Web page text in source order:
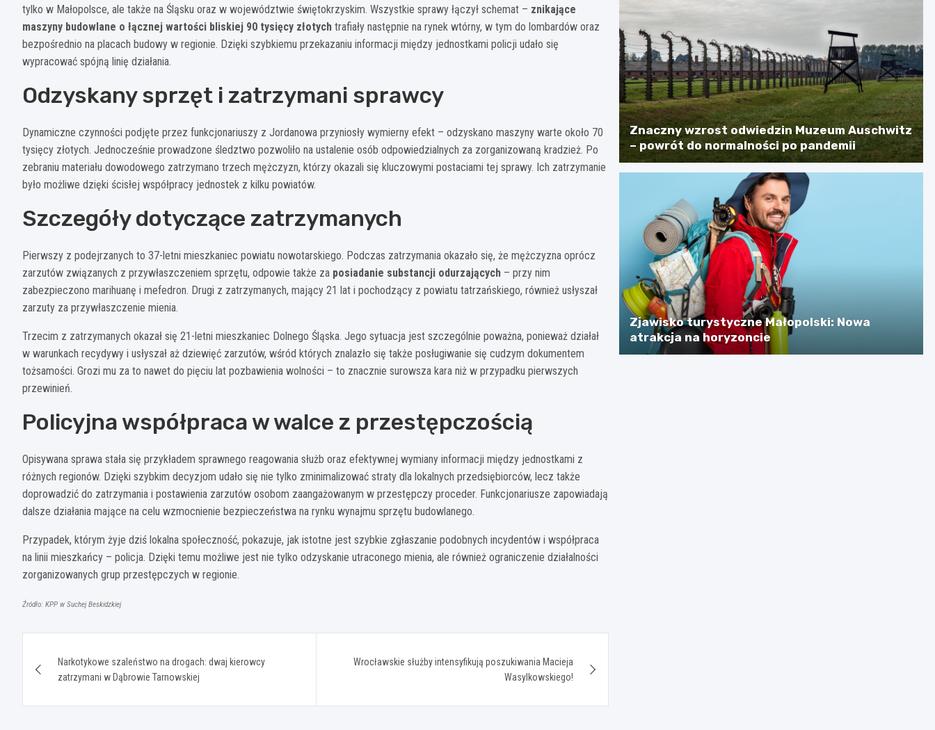
tylko w Małopolsce, ale także na Śląsku oraz w województwie świętokrzyskim. Wszystkie sprawy łączył schemat – znikające
maszyny budowlane o łącznej wartości bliskiej 90 tysięcy złotych trafiały następnie na rynek wtórny, w tym do lombardów oraz
bezpośrednio na placach budowy w regionie. Dzięki szybkiemu przekazaniu informacji między jednostkami policji udało się
wypracować spójną linię działania.
Odzyskany sprzęt i zatrzymani sprawcy
Dynamiczne czynności podjęte przez funkcjonariuszy z Jordanowa przyniosły wymierny efekt – odzyskano maszyny warte około 70
tysięcy złotych. Jednocześnie prowadzone śledztwo pozwoliło na ustalenie osób odpowiedzialnych za zorganizowaną kradzież. Po
zebraniu materiału dowodowego zatrzymano trzech mężczyzn, którzy okazali się kluczowymi postaciami tej sprawy. Ich zatrzymanie
było możliwe dzięki ścisłej współpracy jednostek z kilku powiatów.
Szczegóły dotyczące zatrzymanych
Pierwszy z podejrzanych to 37-letni mieszkaniec powiatu nowotarskiego. Podczas zatrzymania okazało się, że mężczyzna oprócz
zarzutów związanych z przywłaszczeniem sprzętu, odpowie także za posiadanie substancji odurzających – przy nim
zabezpieczono marihuanę i mefedron. Drugi z zatrzymanych, mający 21 lat i pochodzący z powiatu tatrzańskiego, również usłyszał
zarzuty za przywłaszczenie mienia.
Trzecim z zatrzymanych okazał się 21-letni mieszkaniec Dolnego Śląska. Jego sytuacja jest szczególnie poważna, ponieważ działał
w warunkach recydywy i usłyszał aż dziewięć zarzutów, wśród których znalazło się także posługiwanie się cudzym dokumentem
tożsamości. Grozi mu za to nawet do pięciu lat pozbawienia wolności – to znacznie surowsza kara niż w przypadku pierwszych
przewinień.
Policyjna współpraca w walce z przestępczością
Opisywana sprawa stała się przykładem sprawnego reagowania służb oraz efektywnej wymiany informacji między jednostkami z
różnych regionów. Dzięki szybkim decyzjom udało się nie tylko zminimalizować straty dla lokalnych przedsiębiorców, lecz także
doprowadzić do zatrzymania i postawienia zarzutów osobom zaangażowanym w przestępczy proceder. Funkcjonariusze zapowiadają
dalsze działania mające na celu wzmocnienie bezpieczeństwa na rynku wynajmu sprzętu budowlanego.
Przypadek, którym żyje dziś lokalna społeczność, pokazuje, jak istotne jest szybkie zgłaszanie podobnych incydentów i współpraca
na linii mieszkańcy – policja. Dzięki temu możliwe jest nie tylko odzyskanie utraconego mienia, ale również ograniczenie działalności
zorganizowanych grup przestępczych w regionie.
Źródło: KPP w Suchej Beskidzkiej
wpisuNarkotykowe szaleństwo na drogach: dwaj kierowcy
zatrzymani w Dąbrowie Tarnowskiej
Wrocławskie służby intensyfikują poszukiwania Macieja
Wasylkowskiego!
Znaczny wzrost odwiedzin Muzeum Auschwitz
– powrót do normalności po pandemii
Zjawisko turystyczne Małopolski: Nowa
atrakcja na horyzoncie